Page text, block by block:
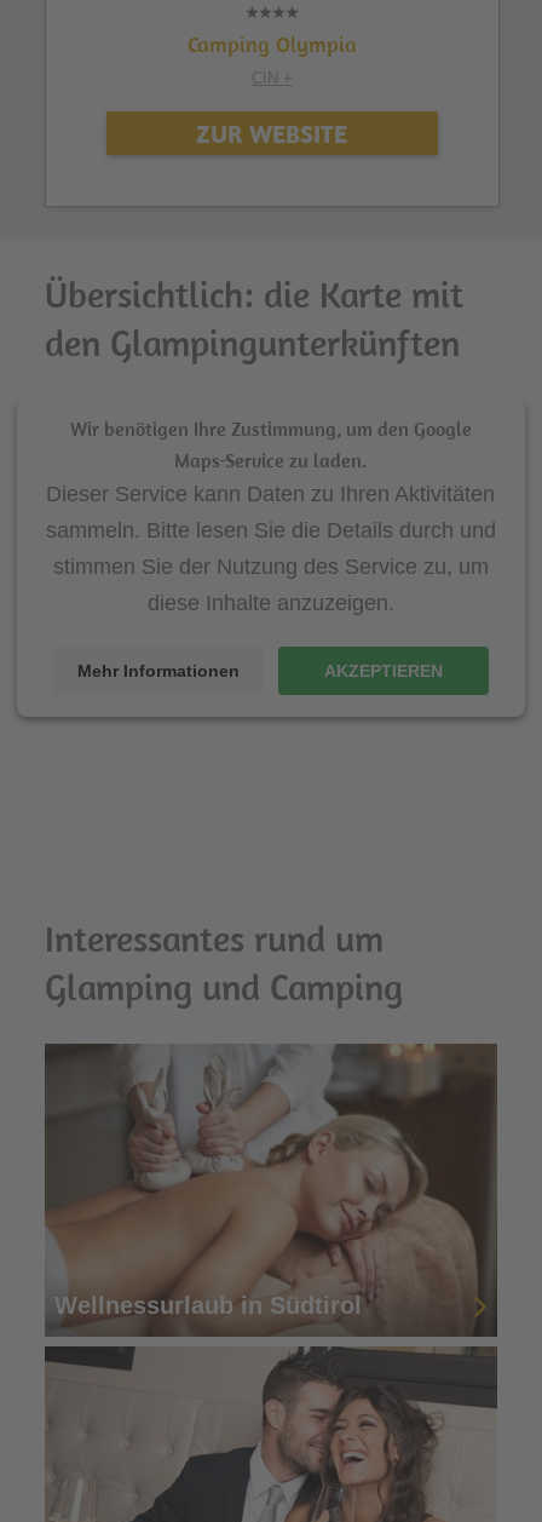
Camping Olympia
CIN +
ZUR WEBSITE
Übersichtlich: die Karte mit
den Glampingunterkünften
Wir benötigen Ihre Zustimmung, um den Google
Maps-Service zu laden.
Dieser Service kann Daten zu Ihren Aktivitäten
sammeln. Bitte lesen Sie die Details durch und
stimmen Sie der Nutzung des Service zu, um
diese Inhalte anzuzeigen.
Mehr Informationen AKZEPTIEREN
Interessantes rund um
Glamping und Camping
Wellnessurlaub in Südtirol